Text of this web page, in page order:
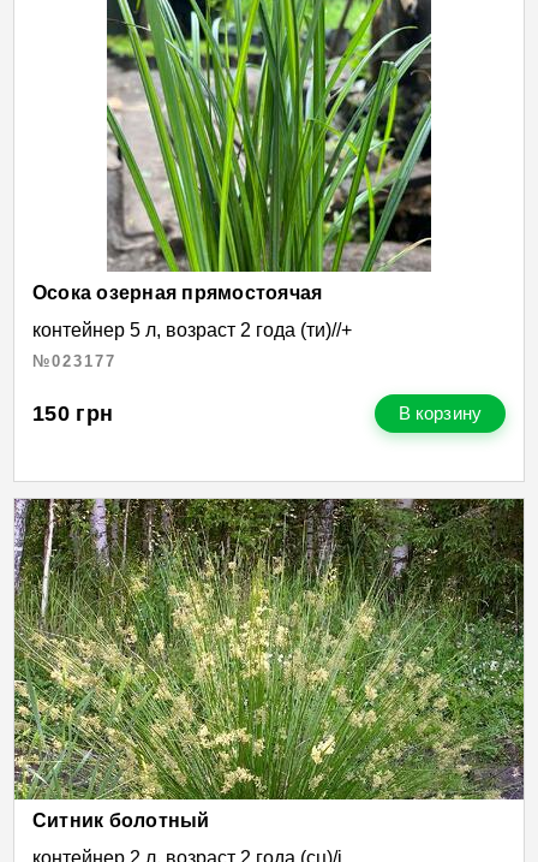
Осока озерная прямостоячая
контейнер 5 л, возраст 2 года (ти)//+
№023177
150 грн В корзину
Ситник болотный
контейнер 2 л, возраст 2 года (сц)/і